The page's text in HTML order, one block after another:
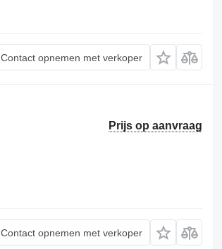
Contact opnemen met verkoper
Prijs op aanvraag
Contact opnemen met verkoper